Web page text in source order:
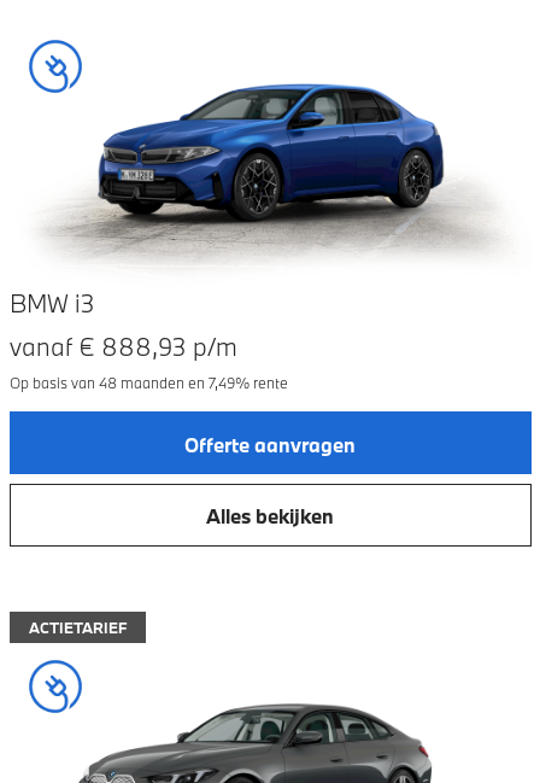
BMW i3
vanaf € 888,93 p/m
Op basis van 48maanden en 7,49% rente
Offerte aanvragen
Alles bekijken
ACTIETARIEF